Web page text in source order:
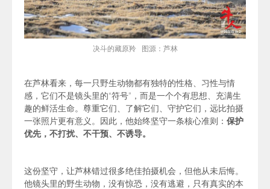
决斗的藏原羚 图源：芦林
在芦林看来，每一只野生动物都有独特的性格、习性与情
感，它们不是镜头里的“符号”，而是一个个有思想、充满生
趣的鲜活生命。尊重它们、了解它们、守护它们，远比拍摄
一张照片更有意义。因此，他始终坚守一条核心准则： 保护
优先，不打扰、不干预、不诱导。
这份坚守，让芦林错过很多绝佳拍摄机会，但他从未后悔。
他镜头里的野生动物，没有惊恐，没有逃避，只有真实的本